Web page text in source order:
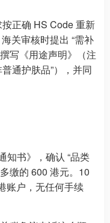
正确 HS Code 重新
关审核时提出 “需补
写《用途声明》（注
通护肤品”），并同
知书》，确认 “品类
缴的 600 港元。10
账户，无任何手续